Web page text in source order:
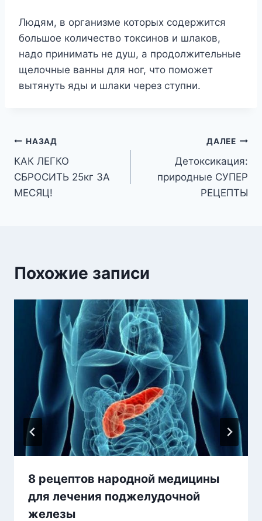
Людям, в организме которых содержится
большое количество токсинов и шлаков,
надо принимать не душ, а продолжительные
щелочные ванны для ног, что поможет
вытянуть яды и шлаки через ступни.
Навигация
по
записям
НАЗАД
КАК ЛЕГКО
СБРОСИТЬ 25кг ЗА
МЕСЯЦ!
ДАЛЕЕ
Детоксикация:
природные СУПЕР
РЕЦЕПТЫ
Похожие записи
8 рецептов народной медицины
для лечения поджелудочной
железы